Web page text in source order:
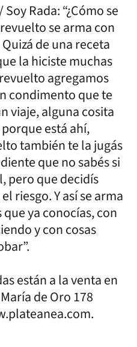
Rada: “¿Cómo se
se arma con
de una receta
la hiciste muchas
agregamos
condimento que te
viaje, alguna cosita
está ahí,
también te la jugás
que no sabés si
pero que decidís
riesgo. Y así se arma
ya conocías, con
y con cosas
están a la venta en
de Oro 178